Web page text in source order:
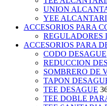
UNION
YEE
ACCESORIOS PARA
REGULADORES
ACCESORIOS PARA
CODO DESAGUE
REDUCCION
SOMBRERO DE
TAPON
TEE DESAGUE
TEE DOBLE